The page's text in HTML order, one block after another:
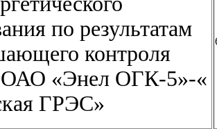
по результатам
контроля
ОАО «Энел ОГК-5»-«
ГРЭС»